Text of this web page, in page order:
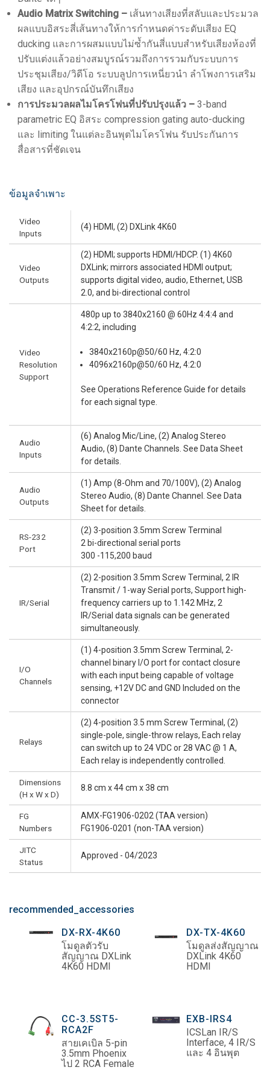
Audio Matrix Switching – เส้นทางเสียงที่สลับและประมวล
ผลแบบอิสระสี่เส้นทางให้การกำหนดค่าระดับเสียง EQ
ducking และการผสมแบบไม่ซ้ำกันสี่แบบสำหรับเสียงห้องที่
ปรับแต่งแล้วอย่างสมบูรณ์รวมถึงการรวมกับระบบการ
ประชุมเสียง/วิดีโอ ระบบลูปการเหนี่ยวนำ ลำโพงการเสริม
เสียง และอุปกรณ์บันทึกเสียง
การประมวลผลไมโครโฟนที่ปรับปรุงแล้ว – 3-band
parametric EQ อิสระ compression gating auto-ducking
และ limiting ในแต่ละอินพุตไมโครโฟน รับประกันการ
สื่อสารที่ชัดเจน
ข้อมูลจำเพาะ
Video
Inputs
(4) HDMI, (2) DXLink 4K60
Video
Outputs
(2) HDMI; supports HDMI/HDCP. (1) 4K60
DXLink; mirrors associated HDMI output;
supports digital video, audio, Ethernet, USB
2.0, and bi-directional control
Video
Resolution
Support
480p up to 3840x2160 @ 60Hz 4:4:4 and
4:2:2, including
3840x2160p@50/60 Hz, 4:2:0
4096x2160p@50/60 Hz, 4:2:0
See Operations Reference Guide for details
for each signal type.
Audio
Inputs
(6) Analog Mic/Line, (2) Analog Stereo
Audio, (8) Dante Channels. See Data Sheet
for details.
Audio
Outputs
(1) Amp (8-Ohm and 70/100V), (2) Analog
Stereo Audio, (8) Dante Channel. See Data
Sheet for details.
RS-232
Port
(2) 3-position 3.5mm Screw Terminal
2 bi-directional serial ports
300 -115,200 baud
IR/Serial
(2) 2-position 3.5mm Screw Terminal, 2 IR
Transmit / 1-way Serial ports, Support high-
frequency carriers up to 1.142 MHz, 2
IR/Serial data signals can be generated
simultaneously.
I/O
Channels
(1) 4-position 3.5mm Screw Terminal, 2-
channel binary I/O port for contact closure
with each input being capable of voltage
sensing, +12V DC and GND Included on the
connector
Relays
(2) 4-position 3.5 mm Screw Terminal, (2)
single-pole, single-throw relays, Each relay
can switch up to 24 VDC or 28 VAC @ 1 A,
Each relay is independently controlled.
Dimensions
(H x W x D)
8.8 cm x 44 cm x 38 cm
FG
Numbers
AMX-FG1906-0202 (TAA version)
FG1906-0201 (non-TAA version)
JITC
Status
Approved - 04/2023
recommended_accessories
DX-RX-4K60
โมดูลตัวรับ
สัญญาณ DXLink
4K60 HDMI
DX-TX-4K60
โมดูลส่งสัญญาณ
DXLink 4K60
HDMI
CC-3.5ST5-
RCA2F
สายเคเบิล 5-pin
3.5mm Phoenix
ไป 2 RCA Female
EXB-IRS4
ICSLan IR/S
Interface, 4 IR/S
และ 4 อินพุต